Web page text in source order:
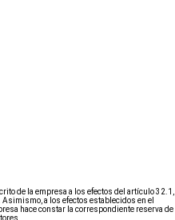
de la empresa a los efectos del artículo 32.1,
a los efectos establecidos en el
hace constar la correspondiente reserva de